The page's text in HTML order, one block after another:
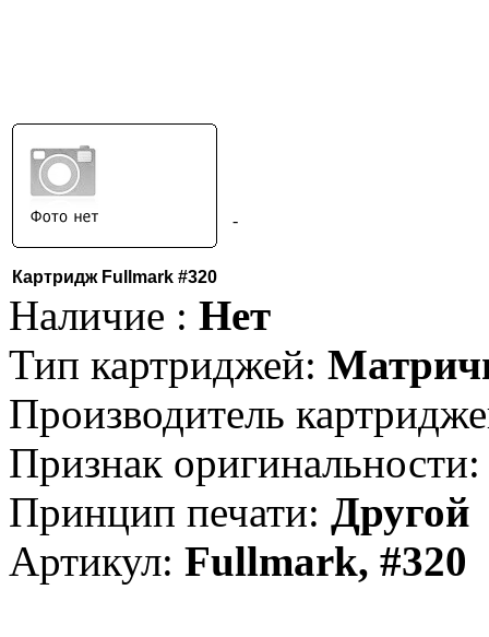
Картридж Fullmark #320
-
Наличие : Нет
Тип картриджей:
Производитель
Признак оригинальности:
Принцип печати: Другой
Артикул: Fullmark, #320